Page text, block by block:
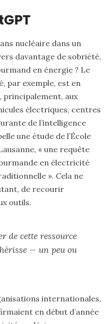
nucléaire dans un
davantage de sobriété,
en énergie ? Le
par exemple, est en
principalement, aux
électriques, centres
de l’intelligence
une étude de l’École
« une requête
en électricité
». Cela ne
de recourir
outils.
de cette ressource
— un peu ou
internationales,
en début d’année